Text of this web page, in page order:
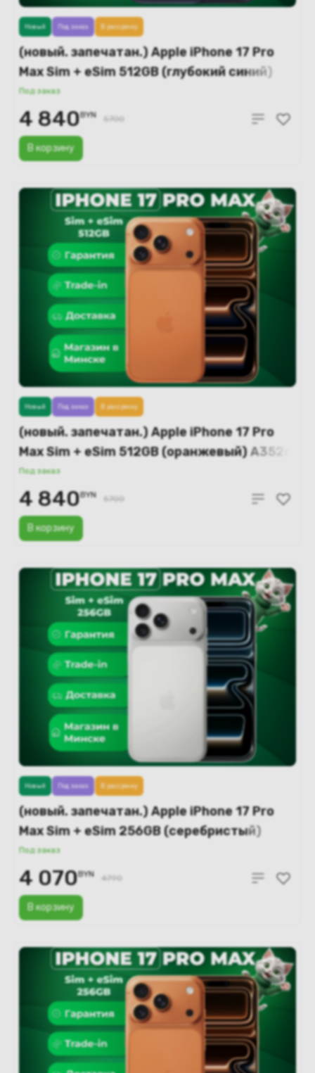
(новый. запечатан.) Apple iPhone 17 Pro
Max Sim + eSim 512GB (глубокий синий)
A3526
Под заказ
В корзину
Новый Под заказ В рассрочку
4 840BYN 5700
(новый. запечатан.) Apple iPhone 17 Pro
Max Sim + eSim 512GB (оранжевый) A3526
Под заказ
В корзину
Новый Под заказ В рассрочку
4 840BYN 5700
(новый. запечатан.) Apple iPhone 17 Pro
Max Sim + eSim 256GB (серебристый)
A3526
Под заказ
В корзину
Новый Под заказ В рассрочку
4 070BYN 4790